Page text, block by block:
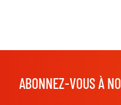
ABONNEZ-VOUS À